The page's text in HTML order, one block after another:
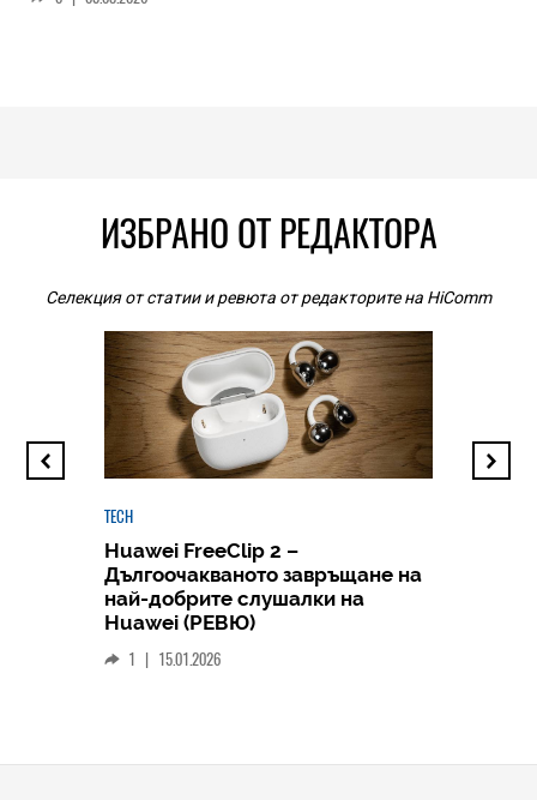
ИЗБРАНО ОТ РЕДАКТОРА
Селекция от статии и ревюта от редакторите на HiComm
TECH
Huawei FreeClip 2 –
Дългоочакваното завръщане на
най-добрите слушалки на
Huawei (РЕВЮ)
1 | 15.01.2026